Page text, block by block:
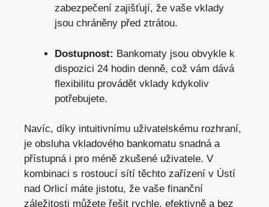
zabezpečení zajišťují, že vaše vklady
jsou chráněny před ztrátou.
Dostupnost: Bankomaty jsou obvykle k
dispozici 24 hodin denně, což vám dává
flexibilitu provádět vklady kdykoliv
potřebujete.
Navíc, díky intuitivnímu uživatelskému rozhraní,
je obsluha vkladového bankomatu snadná a
přístupná i pro méně zkušené uživatele. V
kombinaci s rostoucí sítí těchto zařízení v Ústí
nad Orlicí máte jistotu, že vaše finanční
záležitosti můžete řešit rychle, efektivně a bez